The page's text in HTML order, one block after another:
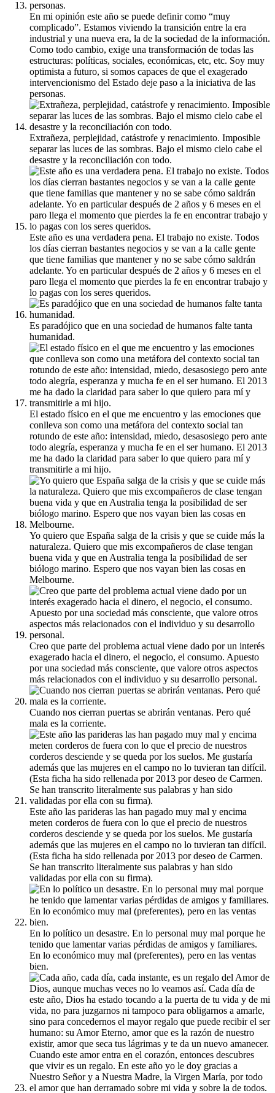
En mi opinión este año se puede definir como “muy
complicado”. Estamos viviendo la transición entre la era
industrial y una nueva era, la de la sociedad de la información.
Como todo cambio, exige una transformación de todas las
estructuras: políticas, sociales, económicas, etc, etc. Soy muy
optimista a futuro, si somos capaces de que el exagerado
intervencionismo del Estado deje paso a la iniciativa de las
personas.
Extrañeza, perplejidad, catástrofe y renacimiento. Imposible
separar las luces de las sombras. Bajo el mismo cielo cabe el
desastre y la reconciliación con todo.
Este año es una verdadera pena. El trabajo no existe. Todos
los días cierran bastantes negocios y se van a la calle gente
que tiene familias que mantener y no se sabe cómo saldrán
adelante. Yo en particular después de 2 años y 6 meses en el
paro llega el momento que pierdes la fe en encontrar trabajo y
lo pagas con los seres queridos.
Es paradójico que en una sociedad de humanos falte tanta
humanidad.
El estado físico en el que me encuentro y las emociones que
conlleva son como una metáfora del contexto social tan
rotundo de este año: intensidad, miedo, desasosiego pero ante
todo alegría, esperanza y mucha fe en el ser humano. El 2013
me ha dado la claridad para saber lo que quiero para mí y
transmitirle a mi hijo.
Yo quiero que España salga de la crisis y que se cuide más la
naturaleza. Quiero que mis excompañeros de clase tengan
buena vida y que en Australia tenga la posibilidad de ser
biólogo marino. Espero que nos vayan bien las cosas en
Melbourne.
Creo que parte del problema actual viene dado por un interés
exagerado hacia el dinero, el negocio, el consumo. Apuesto
por una sociedad más consciente, que valore otros aspectos
más relacionados con el individuo y su desarrollo personal.
Cuando nos cierran puertas se abrirán ventanas. Pero qué
mala es la corriente.
Este año las parideras las han pagado muy mal y encima
meten corderos de fuera con lo que el precio de nuestros
corderos desciende y se queda por los suelos. Me gustaría
además que las mujeres en el campo no lo tuvieran tan difícil.
(Esta ficha ha sido rellenada por 2013 por deseo de Carmen.
Se han transcrito literalmente sus palabras y han sido
validadas por ella con su firma).
En lo político un desastre. En lo personal muy mal porque he
tenido que lamentar varias pérdidas de amigos y familiares.
En lo económico muy mal (preferentes), pero en las ventas
bien.